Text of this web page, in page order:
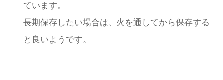
ています。
長期保存したい場合は、火を通してから保存する
と良いようです。